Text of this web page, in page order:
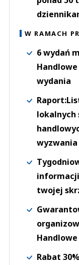
W RAMACH
6 wydań
wydania
lokalnych
wyzwania
twojej
Handlowe
Rabat